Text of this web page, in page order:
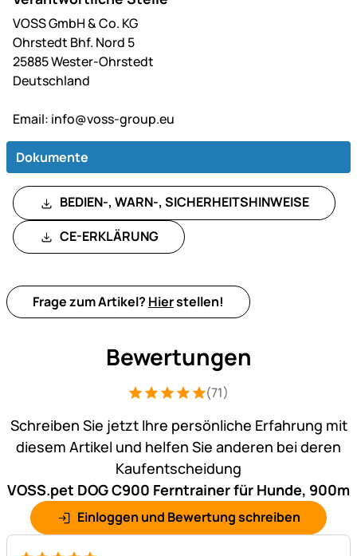
VOSS GmbH & Co. KG
Ohrstedt Bhf. Nord 5
25885 Wester-Ohrstedt
Deutschland
Email: info@voss-group.eu
Dokumente
BEDIEN-, WARN-, SICHERHEITSHINWEISE
CE-ERKLÄRUNG
Frage zum Artikel? Hierstellen!
Bewertungen
Bewertung: 5 von 5 (71 Bewertungen)
71 Bewertungen
(71)
Schreiben Sie jetzt Ihre persönliche Erfahrung mit
diesem Artikel und helfen Sie anderen bei deren
Kaufentscheidung
VOSS.pet DOG C900 Ferntrainer für Hunde, 900m
Einloggen und Bewertung schreiben